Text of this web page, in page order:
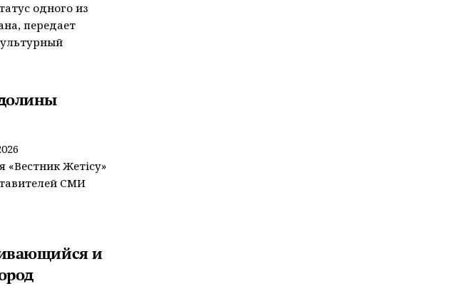
одного из
передает
«Вестник Жетісу»
СМИ
и